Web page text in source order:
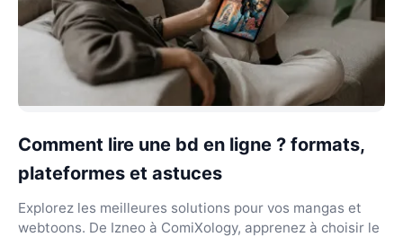
Comment lire une bd en ligne ? formats,
plateformes et astuces
Explorez les meilleures solutions pour vos mangas et
webtoons. De Izneo à ComiXology, apprenez à choisir le